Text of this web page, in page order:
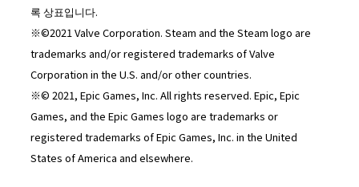
록 상표입니다.
※©2021 Valve Corporation. Steam and the Steam logo are
trademarks and/or registered trademarks of Valve
Corporation in the U.S. and/or other countries.
※© 2021, Epic Games, Inc. All rights reserved. Epic, Epic
Games, and the Epic Games logo are trademarks or
registered trademarks of Epic Games, Inc. in the United
States of America and elsewhere.